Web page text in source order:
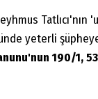
Tatlıcı'nın
yeterli
190/1,